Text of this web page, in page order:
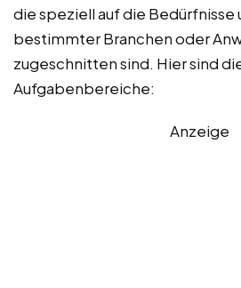
die speziell auf die Bedürfnisse
bestimmter Branchen oder
zugeschnitten sind. Hier sind
Aufgabenbereiche:
Anzeige